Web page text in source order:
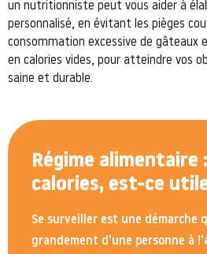
un nutritionniste peut vous aider à
personnalisé, en évitant les pièges
consommation excessive de gâteaux
en calories vides, pour atteindre vos
saine et durable.
Régime alimentaire
calories, est-ce
Se surveiller est une démarche
grandement d’une personne à